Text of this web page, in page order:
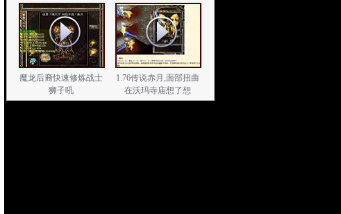
魔龙后裔快速修炼战士
狮子吼
1.76传说赤月,面部扭曲
在沃玛寺庙想了想